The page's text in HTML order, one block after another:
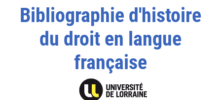
Bibliographie d'histoire
du droit en langue
française